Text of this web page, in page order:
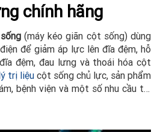
chính hãng
(máy kéo giãn cột sống) dùng
để giảm áp lực lên đĩa đệm, hỗ
đệm, đau lưng và thoái hóa cột
trị liệu cột sống chủ lực, sản phẩm
bệnh viện và một số nhu cầu tại